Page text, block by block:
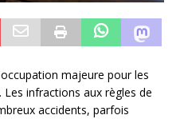
majeure pour les
infractions aux règles de
accidents, parfois